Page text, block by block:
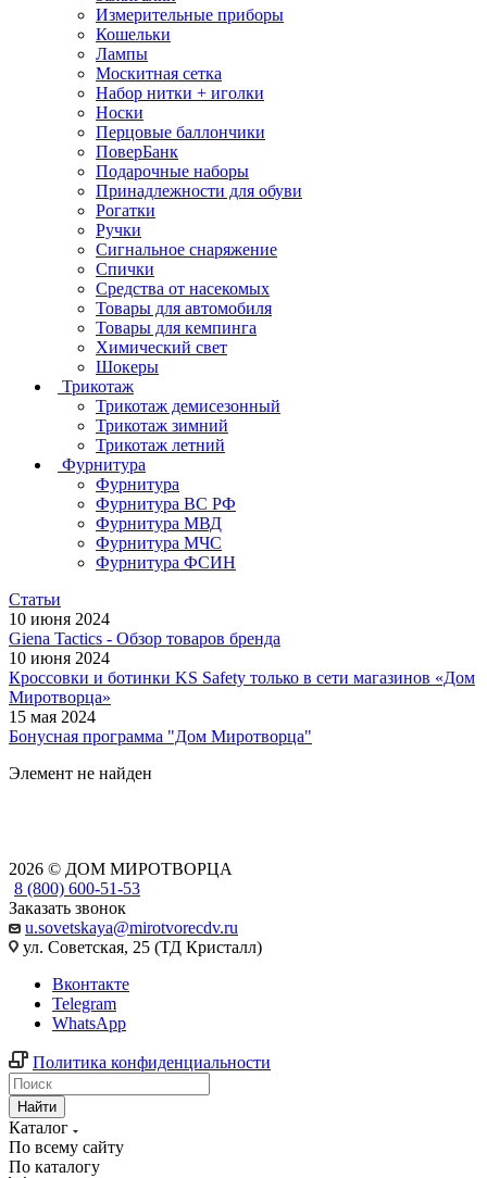
Измерительные приборы
Кошельки
Лампы
Москитная сетка
Набор нитки + иголки
Носки
Перцовые баллончики
ПоверБанк
Подарочные наборы
Принадлежности для обуви
Рогатки
Ручки
Сигнальное снаряжение
Спички
Средства от насекомых
Товары для автомобиля
Товары для кемпинга
Химический свет
Шокеры
Трикотаж
Трикотаж демисезонный
Трикотаж зимний
Трикотаж летний
Фурнитура
Фурнитура
Фурнитура ВС РФ
Фурнитура МВД
Фурнитура МЧС
Фурнитура ФСИН
Статьи
10 июня 2024
Giena Tactics - Обзор товаров бренда
10 июня 2024
Кроссовки и ботинки KS Safety только в сети магазинов «Дом
Миротворца»
15 мая 2024
Бонусная программа "Дом Миротворца"
Элемент не найден
2026 © ДОМ МИРОТВОРЦА
8 (800) 600-51-53
Заказать звонок
u.sovetskaya@mirotvorecdv.ru
ул. Советская, 25 (ТД Кристалл)
Вконтакте
Telegram
WhatsApp
Политика конфиденциальности
Найти
Каталог
По всему сайту
По каталогу